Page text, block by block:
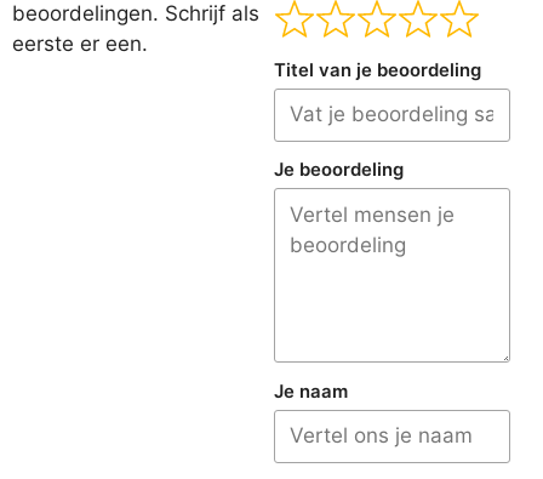
beoordelingen. Schrijf als
eerste er een.
Titel van je beoordeling
Je beoordeling
Je naam